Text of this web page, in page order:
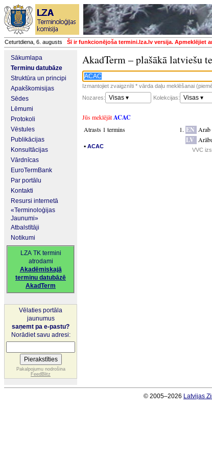
Ceturtdiena, 6. augusts Šī ir funkcionējoša termini.lza.lv versija. Apmeklējiet
Sākumlapa
Terminu datubāze
Struktūra un principi
Apakškomisijas
Sēdes
Lēmumi
Protokoli
Vēstules
Publikācijas
Konsultācijas
Vārdnīcas
EuroTermBank
Par portālu
Kontakti
Resursi internetā
«Terminoloģijas
Jaunumi»
Atbalstītāji
Notikumi
LZA TK termini
atrodami
Akadēmiskajā
terminu datubāzē
AkadTerm
Vēlaties portāla
jaunumus
saņemt pa e-pastu?
Norādiet savu adresi:
Pakalpojumu nodrošina
FeedBlitz
AkadTerm – plašākā latviešu
Izmantojiet zvaigznīti * vārda daļu meklēšanai
Nozares:
Visas ▾ Kolekcijas: Visas ▾
Jūs meklējātACAC
Atrasts 1 termins
▪ ACAC
EN
LV
VVC
© 2005–2026 Latvijas